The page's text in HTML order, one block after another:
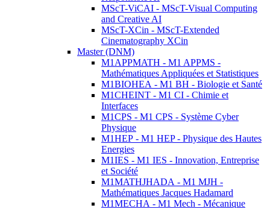
MScT-ViCAI - MScT-Visual Computing
and Creative AI
MScT-XCin - MScT-Extended
Cinematography XCin
Master (DNM)
M1APPMATH - M1 APPMS -
Mathématiques Appliquées et Statistiques
M1BIOHEA - M1 BH - Biologie et Santé
M1CHEINT - M1 CI - Chimie et
Interfaces
M1CPS - M1 CPS - Système Cyber
Physique
M1HEP - M1 HEP - Physique des Hautes
Energies
M1IES - M1 IES - Innovation, Entreprise
et Société
M1MATHJHADA - M1 MJH -
Mathématiques Jacques Hadamard
M1MECHA - M1 Mech - Mécanique